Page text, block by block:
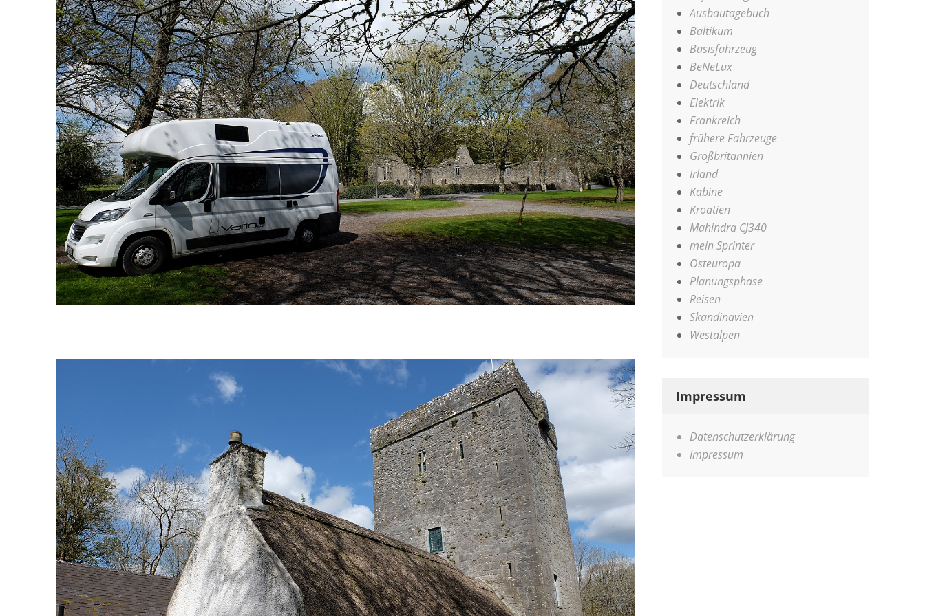
Ausbautagebuch
Baltikum
Basisfahrzeug
BeNeLux
Deutschland
Elektrik
Frankreich
frühere Fahrzeuge
Großbritannien
Irland
Kabine
Kroatien
Mahindra CJ340
mein Sprinter
Osteuropa
Planungsphase
Reisen
Skandinavien
Westalpen
Impressum
Datenschutzerklärung
Impressum